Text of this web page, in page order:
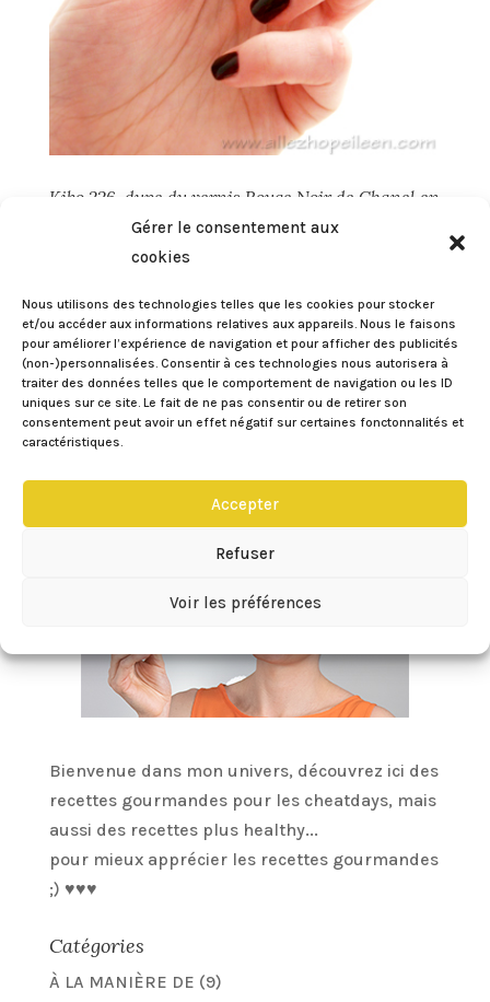
Gérer le consentement aux
cookies
Nous utilisons des technologies telles que les cookies pour stocker
et/ou accéder aux informations relatives aux appareils. Nous le faisons
pour améliorer l’expérience de navigation et pour afficher des publicités
(non-)personnalisées. Consentir à ces technologies nous autorisera à
traiter des données telles que le comportement de navigation ou les ID
uniques sur ce site. Le fait de ne pas consentir ou de retirer son
consentement peut avoir un effet négatif sur certaines fonctonnalités et
caractéristiques.
Accepter
Refuser
Voir les préférences
Kiko 226, dupe du vernis Rouge Noir de Chanel en
moins cher ?
Fév 22, 2013|COQUETTERIES,
Rouge Noir. Depuis que j’ai découvert le Rouge
Noir de chez Chanel, mes ongles ne vivent que
pour ses beaux yeux. Mais bon 22,50 € le
vernis à mettre tous les jours pour les courses
et la vaisselle, à ce prix-là,...
Bienvenue dans mon univers, découvrez ici des
recettes gourmandes pour les cheatdays, mais
aussi des recettes plus healthy...
pour mieux apprécier les recettes gourmandes
;) ♥♥♥
Catégories
À LA MANIÈRE DE (9)